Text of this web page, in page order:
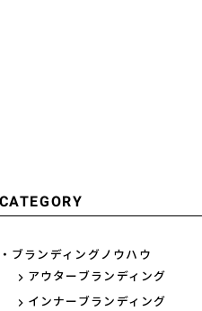
CATEGORY
・ブランディングノウハウ
アウターブランディング
インナーブランディング